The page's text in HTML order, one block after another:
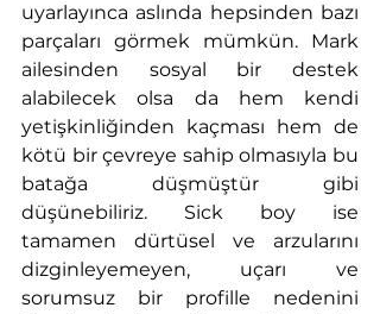
uyarlayınca aslında hepsinden bazı
parçaları görmek mümkün. Mark
ailesinden sosyal bir destek
alabilecek olsa da hem kendi
yetişkinliğinden kaçması hem de
kötü bir çevreye sahip olmasıyla bu
batağa düşmüştür gibi
düşünebiliriz. Sick boy ise
tamamen dürtüsel ve arzularını
dizginleyemeyen, uçarı ve
sorumsuz bir profille nedenini